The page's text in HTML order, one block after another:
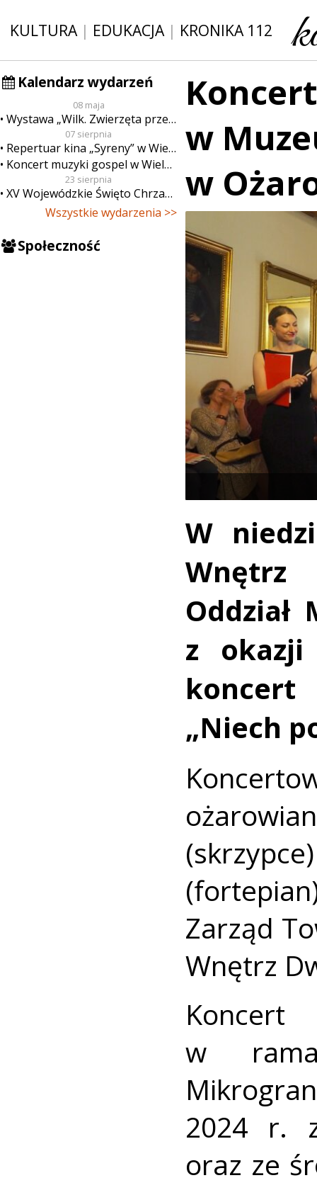
KULTURA| EDUKACJA| KRONIKA 112
Kalendarz wydarzeń
08 maja
Wystawa „Wilk. Zwierzęta przeklęte”
07 sierpnia
Repertuar kina „Syreny” w Wieluniu w dn. od 7 do 13 sierpnia
Koncert muzyki gospel w Wieluniu
23 sierpnia
XV Wojewódzkie Święto Chrzanu
Wszystkie wydarzenia >>
Społeczność
w
w
W
Wnętrz
Oddział
z okazji
koncert
„Niech
Zarząd
Wnętrz
w
2024 r.
oraz ze